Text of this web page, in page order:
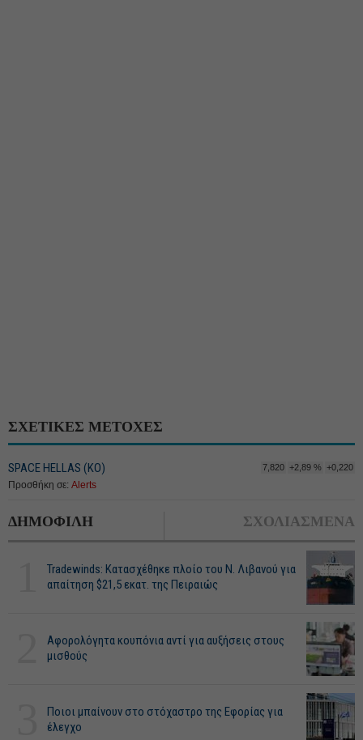
ΣΧΕΤΙΚΕΣ ΜΕΤΟΧΕΣ
SPACE HELLAS (ΚΟ) 7,820 +2,89 % +0,220
Προσθήκη σε: Alerts
ΔΗΜΟΦΙΛΗ ΣΧΟΛΙΑΣΜΕΝΑ
Tradewinds: Κατασχέθηκε πλοίο του Ν. Λιβανού για
απαίτηση $21,5 εκατ. της Πειραιώς
Αφορολόγητα κουπόνια αντί για αυξήσεις στους
μισθούς
Ποιοι μπαίνουν στο στόχαστρο της Εφορίας για
έλεγχο